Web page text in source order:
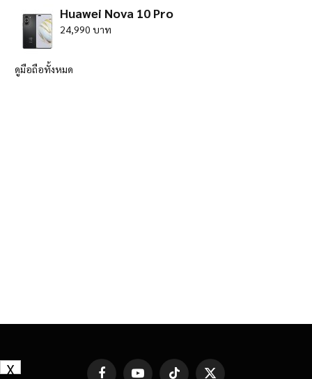
Huawei Nova 10 Pro
24,990 บาท
ดูมือถือทั้งหมด
X